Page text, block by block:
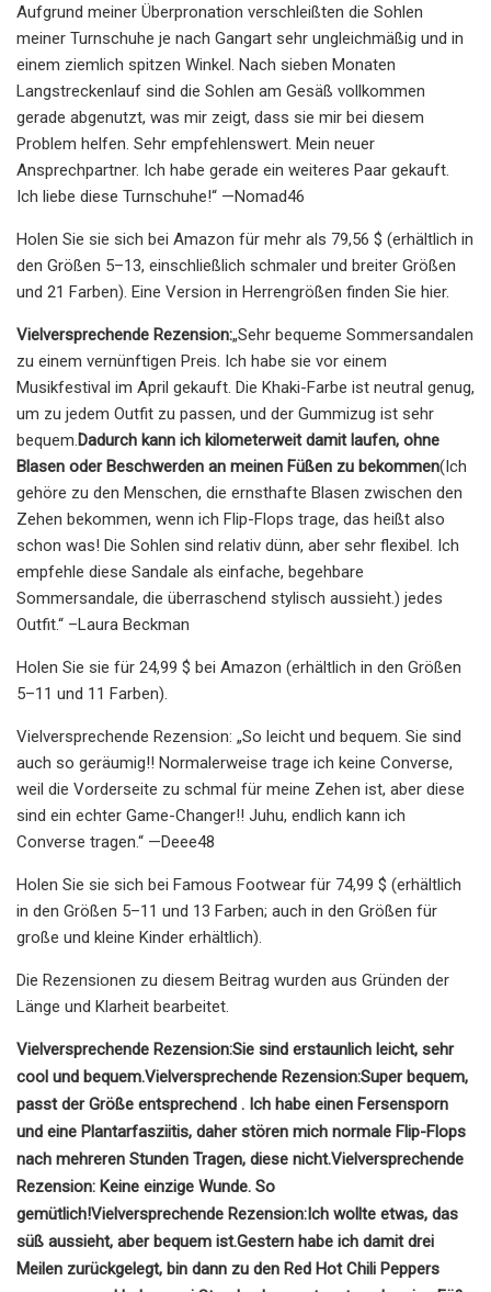
Aufgrund meiner Überpronation verschleißten die Sohlen
meiner Turnschuhe je nach Gangart sehr ungleichmäßig und in
einem ziemlich spitzen Winkel. Nach sieben Monaten
Langstreckenlauf sind die Sohlen am Gesäß vollkommen
gerade abgenutzt, was mir zeigt, dass sie mir bei diesem
Problem helfen. Sehr empfehlenswert. Mein neuer
Ansprechpartner. Ich habe gerade ein weiteres Paar gekauft.
Ich liebe diese Turnschuhe!“ —Nomad46
Holen Sie sie sich bei Amazon für mehr als 79,56 $ (erhältlich in
den Größen 5–13, einschließlich schmaler und breiter Größen
und 21 Farben). Eine Version in Herrengrößen finden Sie hier.
Vielversprechende Rezension:„Sehr bequeme Sommersandalen
zu einem vernünftigen Preis. Ich habe sie vor einem
Musikfestival im April gekauft. Die Khaki-Farbe ist neutral genug,
um zu jedem Outfit zu passen, und der Gummizug ist sehr
bequem.Dadurch kann ich kilometerweit damit laufen, ohne
Blasen oder Beschwerden an meinen Füßen zu bekommen(Ich
gehöre zu den Menschen, die ernsthafte Blasen zwischen den
Zehen bekommen, wenn ich Flip-Flops trage, das heißt also
schon was! Die Sohlen sind relativ dünn, aber sehr flexibel. Ich
empfehle diese Sandale als einfache, begehbare
Sommersandale, die überraschend stylisch aussieht.) jedes
Outfit.“ –Laura Beckman
Holen Sie sie für 24,99 $ bei Amazon (erhältlich in den Größen
5–11 und 11 Farben).
Vielversprechende Rezension: „So leicht und bequem. Sie sind
auch so geräumig!! Normalerweise trage ich keine Converse,
weil die Vorderseite zu schmal für meine Zehen ist, aber diese
sind ein echter Game-Changer!! Juhu, endlich kann ich
Converse tragen.“ —Deee48
Holen Sie sie sich bei Famous Footwear für 74,99 $ (erhältlich
in den Größen 5–11 und 13 Farben; auch in den Größen für
große und kleine Kinder erhältlich).
Die Rezensionen zu diesem Beitrag wurden aus Gründen der
Länge und Klarheit bearbeitet.
Vielversprechende Rezension:Sie sind erstaunlich leicht, sehr
cool und bequem.Vielversprechende Rezension:Super bequem,
passt der Größe entsprechend . Ich habe einen Fersensporn
und eine Plantarfasziitis, daher stören mich normale Flip-Flops
nach mehreren Stunden Tragen, diese nicht.Vielversprechende
Rezension: Keine einzige Wunde. So
gemütlich!Vielversprechende Rezension:Ich wollte etwas, das
süß aussieht, aber bequem ist.Gestern habe ich damit drei
Meilen zurückgelegt, bin dann zu den Red Hot Chili Peppers